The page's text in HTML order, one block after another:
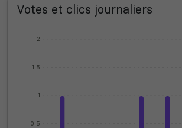
Votes et clics journaliers
0.5
1
1.5
2